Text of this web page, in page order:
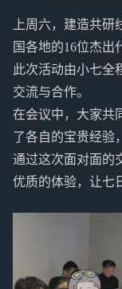
上周六，建造共
国各地的16位杰出
此次活动由小七全
交流与合作。
在会议中，大家共
了各自的宝贵经验
通过这次面对面的
优质的体验，让七